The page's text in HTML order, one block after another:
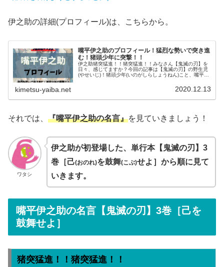
伊之助の詳細(プロフィール)は、こちらから。
嘴平伊之助のプロフィール！猛烈な勢いで突き進
む！猪頭少年に突撃！！
伊之助猪突猛進！！猪突猛進！！みなさん【鬼滅の刃】を
日々、感じてますか？今回の記事は【鬼滅の刃】の野生児
(やせいじ)！猪頭少年(いのがしらしょうねん)こと、嘴平伊
kimetsu-yaiba.net 2020.12.13
それでは、 『嘴平伊之助の名言』を見ていきましょう！
ワタシ
伊之助が初登場した、単行本【鬼滅の刃】3
巻［己(おのれ)を鼓舞(こぶ)せよ］から順に見て
いきます。
嘴平伊之助の名言【鬼滅の刃】3巻［己を
鼓舞せよ］
猪突猛進！！猪突猛進！！